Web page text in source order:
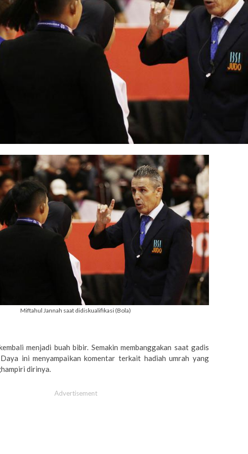
Miftahul Jannah saat didiskualifikasi (Bola)
menjadi buah bibir. Semakin membanggakan saat gadis
ini menyampaikan komentar terkait hadiah umrah yang
dirinya.
Advertisement